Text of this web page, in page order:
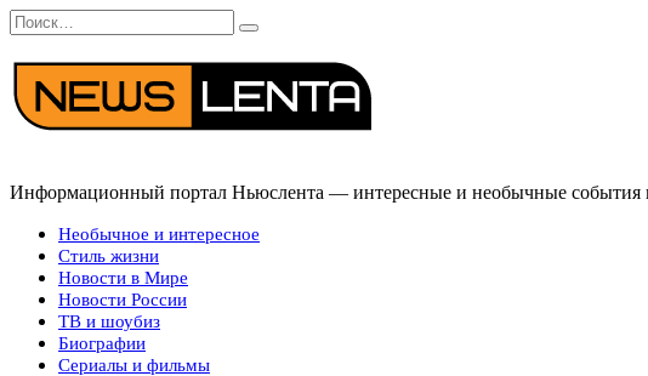
Перейти
к
содержанию
Search
for:
Информационный портал Ньюслента — интересные и необычные события
Необычное и интересное
Стиль жизни
Новости в Мире
Новости России
ТВ и шоубиз
Биографии
Сериалы и фильмы